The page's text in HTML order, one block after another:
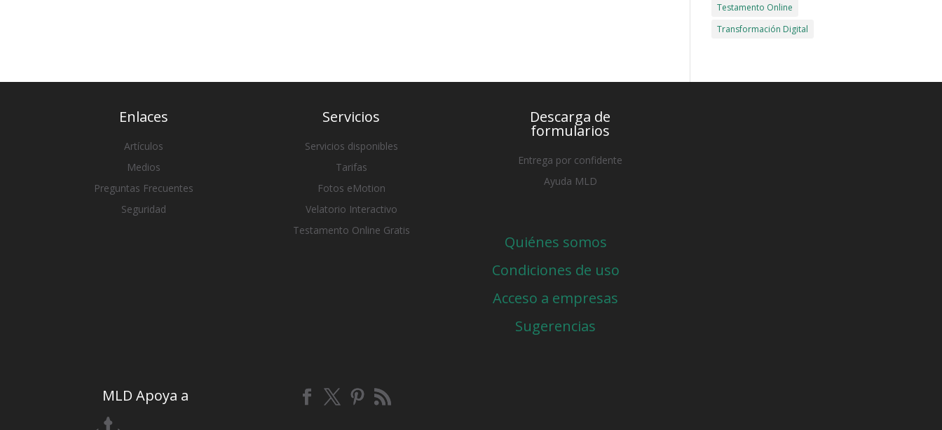
Testamento Online
Transformación Digital
Enlaces
Artículos
Medios
Preguntas Frecuentes
Seguridad
Servicios
Servicios disponibles
Tarifas
Fotos eMotion
Velatorio Interactivo
Testamento Online Gratis
Descarga de
formularios
Entrega por confidente
Ayuda MLD
Quiénes somos
Condiciones de uso
Acceso a empresas
Sugerencias
MLD Apoya a